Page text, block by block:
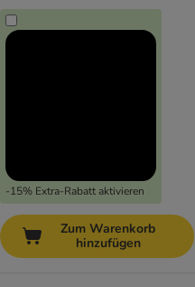
-15% Extra-Rabatt aktivieren
Zum Warenkorb
hinzufügen